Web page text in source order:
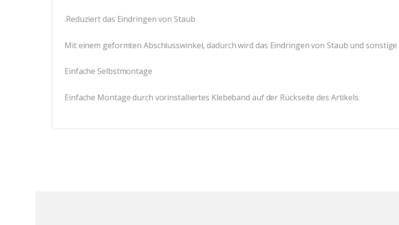
.Reduziert das Eindringen von Staub
Mit einem geformten Abschlusswinkel, dadurch wird das Eindringen von Staub und
Einfache Selbstmontage
Einfache Montage durch vorinstalliertes Klebeband auf der Rückseite des Artikels.